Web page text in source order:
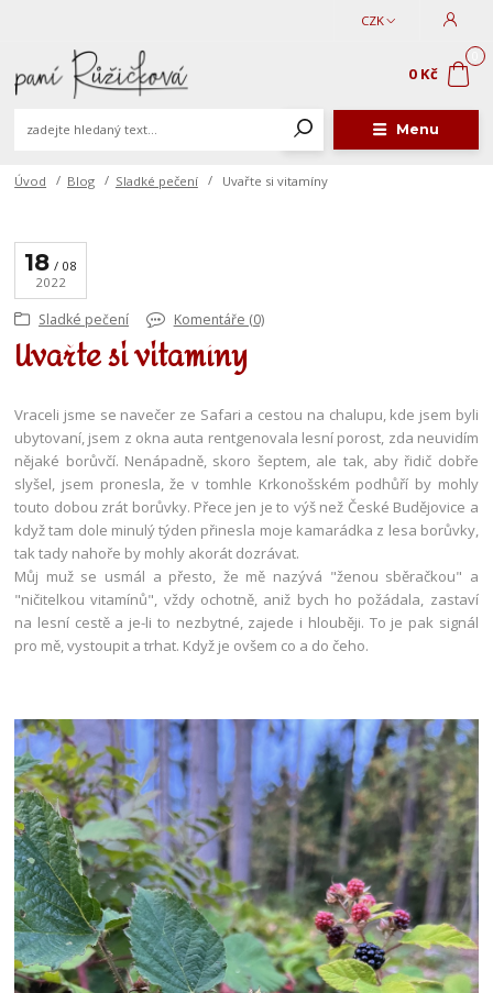
Menu
CZK
0 Kč
Úvod Blog Sladké pečení Uvařte si vitamíny
18
08
2022
Sladké pečení Komentáře (0)
Uvařte si vitamíny
Vraceli jsme se navečer ze Safari a cestou na chalupu, kde jsem byli
ubytovaní, jsem z okna auta rentgenovala lesní porost, zda neuvidím
nějaké borůvčí. Nenápadně, skoro šeptem, ale tak, aby řidič dobře
slyšel, jsem pronesla, že v tomhle Krkonošském podhůří by mohly
touto dobou zrát borůvky. Přece jen je to výš než České Budějovice a
když tam dole minulý týden přinesla moje kamarádka z lesa borůvky,
tak tady nahoře by mohly akorát dozrávat.
Můj muž se usmál a přesto, že mě nazývá "ženou sběračkou" a
"ničitelkou vitamínů", vždy ochotně, aniž bych ho požádala, zastaví
na lesní cestě a je-li to nezbytné, zajede i hlouběji. To je pak signál
pro mě, vystoupit a trhat. Když je ovšem co a do čeho.